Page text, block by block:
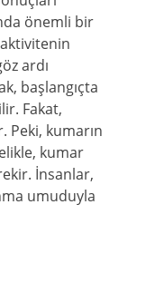
önemli bir
ardı
başlangıçta
Fakat,
Peki, kumarın
kumar
İnsanlar,
umuduyla